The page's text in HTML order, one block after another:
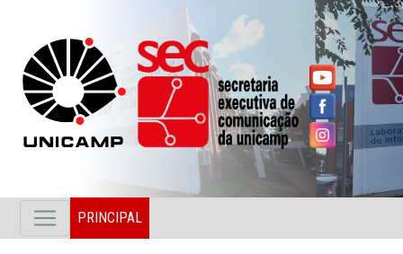
PRINCIPAL